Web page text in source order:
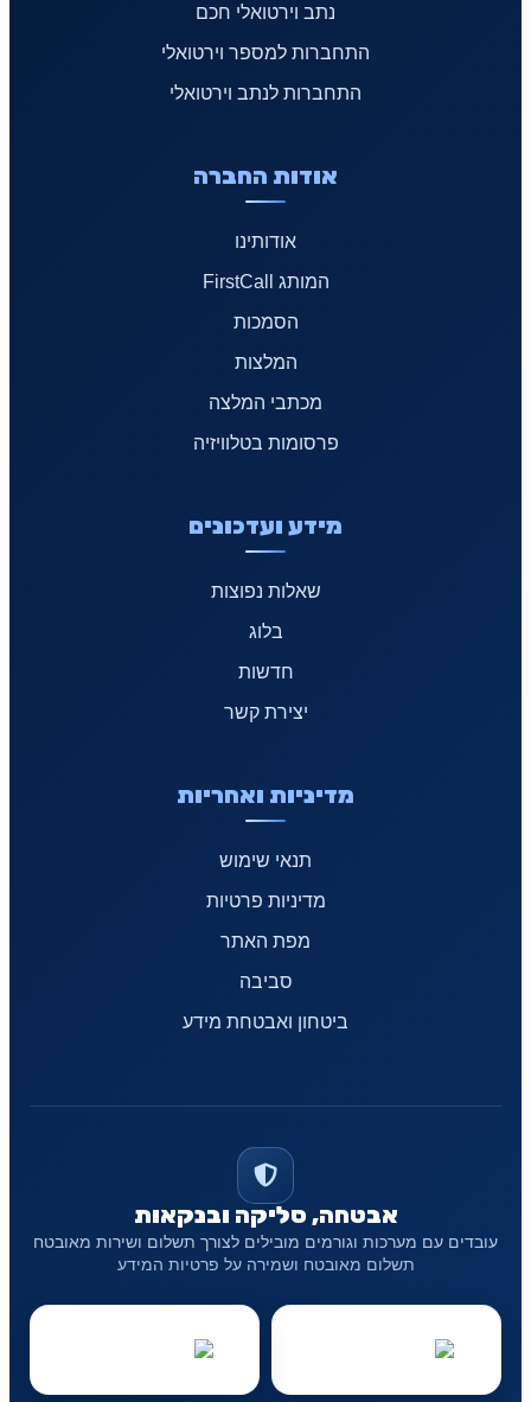
נתב וירטואלי חכם
התחברות למספר וירטואלי
התחברות לנתב וירטואלי
אודות החברה
אודותינו
המותג FirstCall
הסמכות
המלצות
מכתבי המלצה
פרסומות בטלוויזיה
מידע ועדכונים
שאלות נפוצות
בלוג
חדשות
יצירת קשר
מדיניות ואחריות
תנאי שימוש
מדיניות פרטיות
מפת האתר
סביבה
ביטחון ואבטחת מידע
אבטחה, סליקה ובנקאות
עובדים עם מערכות וגורמים מובילים לצורך תשלום ושירות מאובטח
תשלום מאובטח ושמירה על פרטיות המידע